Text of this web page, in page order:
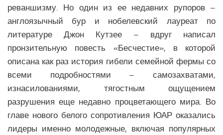
реваншизму. Но один из ее недавних рупоров –
англоязычный бур и нобелевский лауреат по
литературе Джон Кутзее – вдруг написал
пронзительную повесть «Бесчестие», в которой
описана как раз история гибели семейной фермы со
всеми подробностями – самозахватами,
изнасилованиями, тягостным ощущением
разрушения еще недавно процветающего мира. Во
главе нового белого сопротивления ЮАР оказались
лидеры именно молодежные, включая популярных